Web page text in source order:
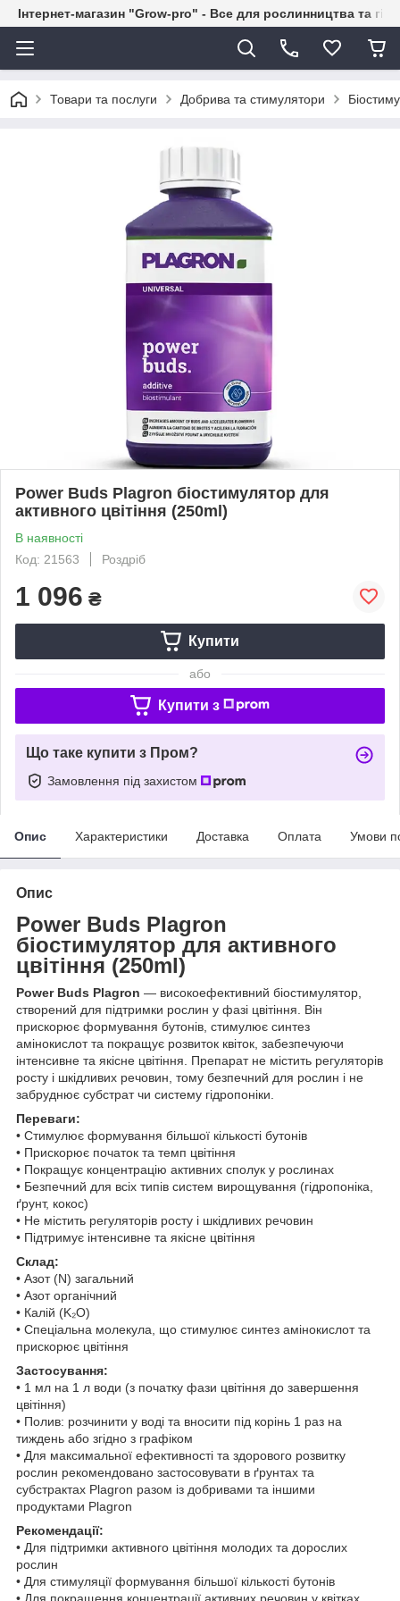
Інтернет-магазин "Grow-pro" - Все для рослинництва та
Товари та послуги Добрива та стимулятори
Power Buds Plagron біостимулятор для
активного цвітіння (250ml)
В наявності
Код: 21563
Роздріб
1 096 ₴
Купити
або
Купити з
Що таке купити з Пром?
Замовлення під захистом
Опис Характеристики Доставка Оплата Умови
Опис
Power Buds Plagron
біостимулятор для активного
цвітіння (250ml)
Power Buds Plagron — високоефективний біостимулятор,
створений для підтримки рослин у фазі цвітіння. Він
прискорює формування бутонів, стимулює синтез
амінокислот та покращує розвиток квіток, забезпечуючи
інтенсивне та якісне цвітіння. Препарат не містить регуляторів
росту і шкідливих речовин, тому безпечний для рослин і не
забруднює субстрат чи систему гідропоніки.
Переваги:
• Стимулює формування більшої кількості бутонів
• Прискорює початок та темп цвітіння
• Покращує концентрацію активних сполук у рослинах
• Безпечний для всіх типів систем вирощування (гідропоніка,
ґрунт, кокос)
• Не містить регуляторів росту і шкідливих речовин
• Підтримує інтенсивне та якісне цвітіння
Склад:
• Азот (N) загальний
• Азот органічний
• Калій (K₂O)
• Спеціальна молекула, що стимулює синтез амінокислот та
прискорює цвітіння
Застосування:
• 1 мл на 1 л води (з початку фази цвітіння до завершення
цвітіння)
• Полив: розчинити у воді та вносити під корінь 1 раз на
тиждень або згідно з графіком
• Для максимальної ефективності та здорового розвитку
рослин рекомендовано застосовувати в ґрунтах та
субстрактах Plagron разом із добривами та іншими
продуктами Plagron
Рекомендації:
• Для підтримки активного цвітіння молодих та дорослих
рослин
• Для стимуляції формування більшої кількості бутонів
• Для покращення концентрації активних речовин у квітках